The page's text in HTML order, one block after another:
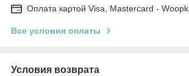
Оплата картой Visa, Mastercard -
Все условия оплаты
Условия возврата